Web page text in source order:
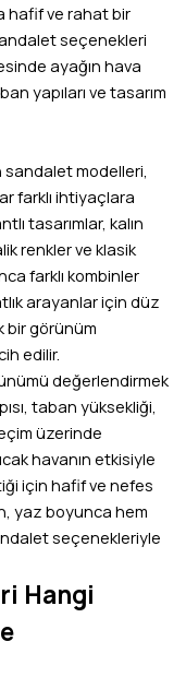
hafif ve rahat bir
seçenekleri
ayağın hava
yapıları ve tasarım
sandalet modelleri,
farklı ihtiyaçlara
tasarımlar, kalın
renkler ve klasik
farklı kombinler
arayanlar için düz
bir görünüm
edilir.
değerlendirmek
taban yüksekliği,
üzerinde
havanın etkisiyle
için hafif ve nefes
yaz boyunca hem
seçenekleriyle
Hangi